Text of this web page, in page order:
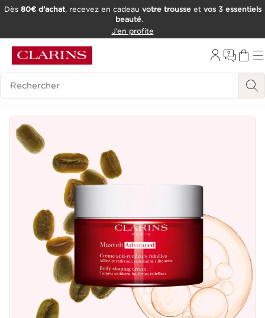
OUTIL D'ACCESSIBILITÉ
Dès 80€ d’achat, recevez en cadeau votre trousseet vos 3 essentiels
beauté.
J’en profite
Historique des recherches